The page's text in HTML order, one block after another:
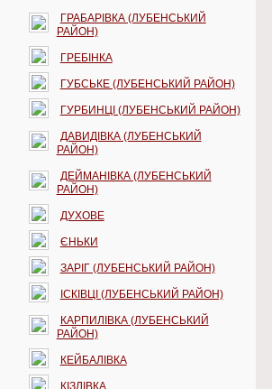
ГРАБАРІВКА (ЛУБЕНСЬКИЙ
РАЙОН)
ГРЕБІНКА
ГУБСЬКЕ (ЛУБЕНСЬКИЙ РАЙОН)
ГУРБИНЦІ (ЛУБЕНСЬКИЙ РАЙОН)
ДАВИДІВКА (ЛУБЕНСЬКИЙ
РАЙОН)
ДЕЙМАНІВКА (ЛУБЕНСЬКИЙ
РАЙОН)
ДУХОВЕ
ЄНЬКИ
ЗАРІГ (ЛУБЕНСЬКИЙ РАЙОН)
ІСКІВЦІ (ЛУБЕНСЬКИЙ РАЙОН)
КАРПИЛІВКА (ЛУБЕНСЬКИЙ
РАЙОН)
КЕЙБАЛІВКА
КІЗЛІВКА